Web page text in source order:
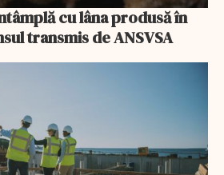
transmis de ANSVSA